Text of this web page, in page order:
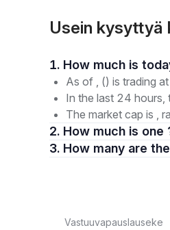
Usein kysyttyä
1. How much
As of , () is trading at
In the last 24 hours,
The market cap is ,
2. How much is one
3. How many
Vastuuvapauslauseke